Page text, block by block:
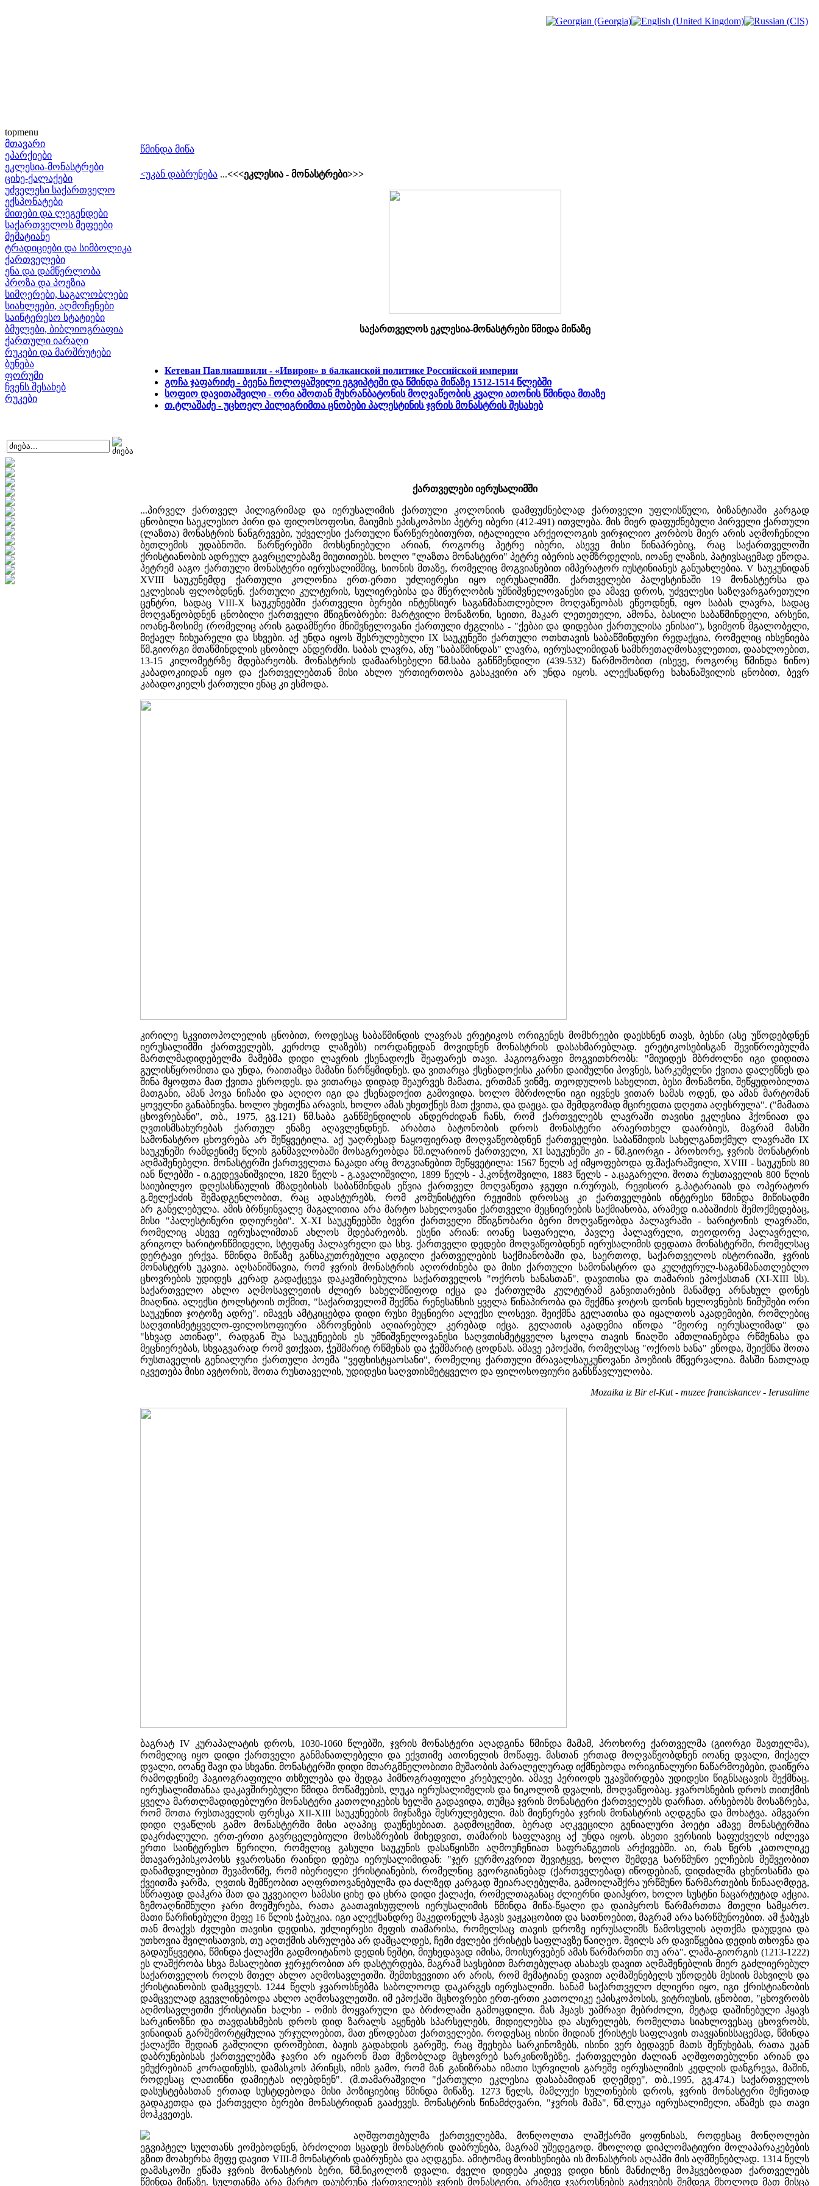
topmenu
მთავარი
ეპარქიები
ეკლესია-მონასტრები
ციხე-ქალაქები
უძველესი საქართველო
ექსპონატები
მითები და ლეგენდები
საქართველოს მეფეები
მემატიანე
ტრადიციები და სიმბოლიკა
ქართველები
ენა და დამწერლობა
პროზა და პოეზია
სიმღერები, საგალობლები
სიახლეები, აღმოჩენები
საინტერესო სტატიები
ბმულები, ბიბლიოგრაფია
ქართული იარაღი
რუკები და მარშრუტები
ბუნება
ფორუმი
ჩვენს შესახებ
რუკები
წმინდა მიწა
<უკან დაბრუნება ...<<<ეკლესია - მონასტრები>>>
საქართველოს ეკლესია-მონასტრები წმიდა მიწაზე
Кетеван Павлиашвили - «Ивирон» в балканской политике Российской империи
გოჩა ჯაფარიძე - ბეენა ჩოლოყაშვილი ეგვიპტეში და წმინდა მიწაზე 1512-1514 წლებში
სოფიო დავითაშვილი - ორი აშოთან მუხრანბატონის მოღვაწეობის კვალი ათონის წმინდა მთაზე
თ.ტლაშაძე - უცხოელ პილიგრიმთა ცნობები პალესტინის ჯვრის მონასტრის შესახებ
ქართველები იერუსალიმში
...პირველ ქართველ პილიგრიმად და იერუსალიმის ქართული კოლონიის დამფუძნებლად ქართველი უფლისწული, ბიზანტიაში კარგად
ცნობილი საეკლესიო პირი და ფილოსოფოსი, მაიუმის ეპისკოპოსი პეტრე იბერი (412-491) ითვლება. მის მიერ დაფუძნებული პირველი ქართული
(ლაზთა) მონასტრის ნანგრევები, უძველესი ქართული წარწერებითურთ, იტალიელი არქეოლოგის ვირჯილიო კორბოს მიერ არის აღმოჩენილი
ბეთლემის უდაბნოში. წარწერებში მოხსენიებული არიან, როგორც პეტრე იბერი, ასევე მისი წინაპრებიც, რაც საქართველოში
ქრისტიანობის ადრეულ გავრცელებაზე მიუთითებს. ხოლო "ლაზთა მონასტერი" პეტრე იბერის აღმზრდელის, იოანე ლაზის, პატივსაცემად ეწოდა.
პეტრემ ააგო ქართული მონასტერი იერუსალიმშიც, სიონის მთაზე, რომელიც მოგვიანებით იმპერატორ იუსტინიანეს განუახლებია. V საუკუნიდან
XVIII საუკუნემდე ქართული კოლონია ერთ-ერთი უძლიერესი იყო იერუსალიმში. ქართველები პალესტინაში 19 მონასტერსა და
ეკლესიას ფლობდნენ. ქართული კულტურის, სულიერებისა და მწერლობის უმნიშვნელოვანესი და ამავე დროს, უძველესი საზღვარგარეთული
ცენტრი, სადაც VIII-X საუკუნეებში ქართველი ბერები ინტენსიურ საგანმანათლებლო მოღვაწეობას ეწეოდნენ, იყო საბას ლავრა, სადაც
მოღვაწეობდნენ ცნობილი ქართველი მწიგნობრები: მარტვილი მონაზონი, სეითი, მაკარ ლეთეთელი, ამონა, ბასილი საბაწმინდელი, არსენი,
იოანე-ზოსიმე (რომელიც არის გადამწერი მნიშვნელოვანი ქართული ძეგლისა - "ქებაი და დიდებაი ქართულისა ენისაი"), სვიმეონ მგალობელი,
მიქაელ ჩიხუარელი და სხვები. აქ უნდა იყოს შესრულებული IX საუკუნეში ქართული ოთხთავის საბაწმინდური რედაქცია, რომელიც იხსენიება
წმ.გიორგი მთაწმინდლის ცნობილ ანდერძში. საბას ლავრა, ანუ "საბაწმინდას" ლავრა, იერუსალიმიდან სამხრეთაღმოსავლეთით, დაახლოებით,
13-15 კილომეტრზე მდებარეობს. მონასტრის დამაარსებელი წმ.საბა განწმენდილი (439-532) წარმოშობით (ისევე, როგორც წმინდა ნინო)
კაბადოკიიდან იყო და ქართველებთან მისი ახლო ურთიერთობა გასაკვირი არ უნდა იყოს. ალექსანდრე ხახანაშვილის ცნობით, ბევრ
კაბადოკიელს ქართული ენაც კი ესმოდა.
კირილე სკვითოპოლელის ცნობით, როდესაც საბაწმინდის ლავრას ერეტიკოს ორიგენეს მომხრეები დაესხნენ თავს, ბესნი (ასე უწოდებდნენ
იერუსალიმში ქართველებს, კერძოდ ლაზებს) იორდანედან მოვიდნენ მონასტრის დასახმარებლად. ერეტიკოსებისგან შევიწროებულმა
მართლმადიდებელმა მამებმა დიდი ლავრის ქსენადოქს შეაფარეს თავი. ჰაგიოგრაფი მოგვითხრობს: "მიუიდეს მბრძოლნი იგი დიდითა
გულისწყრომითა და უნდა, რაითამცა მამანი წარწყმიდნეს. და ვითარცა ქსენადოქისა კარნი დაიშულნი პოვნეს, სარკუმელნი ქვითა დალეწნეს და
შინა მყოფთა მათ ქვითა ესროდეს. და ვითარცა დიდად შეაურვეს მამათა, ერთმან ვინმე, თეოდულოს სახელით, ბესი მონაზონი, შეწყუდობილთა
მათგანი, ამან პოვა ნიჩაბი და აღიღო იგი და ქსენადოქით გამოვიდა. ხოლო მბრძოლნი იგი იყვნეს ვითარ სამას ოდენ, და ამან მარტომან
ყოველნი განაბნივნა. ხოლო უხეთქნა არავის, ხოლო ამას უხეთქნეს მათ ქვითა, და დაეცა. და შემდგომად მცირედთა დღეთა აღესრულა". ("მამათა
ცხოვრებანი", თბ., 1975, გვ.121) წმ.საბა განწმენდილის ანდერძიდან ჩანს, რომ ქართველებს ლავრაში თავისი ეკლესია ჰქონიათ და
ღვთისმსახურებას ქართულ ენაზე აღავლენდნენ. არაბთა ბატონობის დროს მონასტერი არაერთხელ დაარბიეს, მაგრამ მასში
სამონასტრო ცხოვრება არ შეწყვეტილა. აქ უაღრესად ნაყოფიერად მოღვაწეობდნენ ქართველები. საბაწმიდის სახელგანთქმულ ლავრაში IX
საუკუნეში რამდენიმე წლის განმავლობაში მოსაგრეობდა წმ.ილარიონ ქართველი, XI საუკუნეში კი - წმ.გიორგი - პროხორე, ჯვრის მონასტრის
აღმაშენებელი. მონასტერში ქართველთა ნაკადი არც მოგვიანებით შეწყვეტილა: 1567 წელს აქ იმყოფებოდა ფ.შაქარაშვილი, XVIII - საუკუნის 80
იან წლებში - ი.გედევანიშვილი, 1820 წელს - გ.ავალიშვილი, 1899 წელს - პ.კონჭოშვილი, 1883 წელს - ა.ცაგარელი. შოთა რუსთაველის 800 წლის
საიუბილეო დღესასწაულის მზადებისას საბაწმინდას ეწვია ქართველ მოღვაწეთა ჯგუფი ი.რურუას, რეჟისორ გ.პატარაიას და ოპერატორ
გ.მელქაძის შემადგენლობით, რაც ადასტურებს, რომ კომუნისტური რეჟიმის დროსაც კი ქართველების ინტერესი წმინდა მიწისადმი
არ განელებულა. ამის ბრწყინვალე მაგალითია არა მარტო სახელოვანი ქართველი მეცნიერების საქმიანობა, არამედ ი.აბაშიძის შემოქმედებაც,
მისი "პალესტინური დღიურები". X-XI საუკუნეებში ბევრი ქართველი მწიგნობარი ბერი მოღვაწეობდა პალავრაში - ხარიტონის ლავრაში,
რომელიც ასევე იერუსალიმთან ახლოს მდებარეობს. ესენი არიან: იოანე საფარელი, პავლე პალავრელი, თეოდორე პალავრელი,
გრიგოლ ხარიტონწმიდელი, სტეფანე პალავრელი და სხვ. ქართველი დედები მოღვაწეობდნენ იერუსალიმის დედათა მონასტერში, რომელსაც
დერტავი ერქვა. წმინდა მიწაზე განსაკუთრებული ადგილი ქართველების საქმიანობაში და, საერთოდ, საქართველოს ისტორიაში, ჯვრის
მონასტერს უკავია. აღსანიშნავია, რომ ჯვრის მონასტრის აღორძინება და მისი ქართული სამონასტრო და კულტურულ-საგანმანათლებლო
ცხოვრების უდიდეს კერად გადაქცევა დაკავშირებულია საქართველოს "ოქროს ხანასთან", დავითისა და თამარის ეპოქასთან (XI-XIII სს).
საქართველო ახლო აღმოსავლეთის ძლიერ სახელმწიფოდ იქცა და ქართულმა კულტურამ განვითარების მანამდე არნახულ დონეს
მიაღწია. ალექსი ტოლსტოის თქმით, "საქართველომ შექმნა რენესანსის ყველა წინაპირობა და შექმნა ჯოტოს დონის ხელოვნების ნიმუშები ორი
საუკუნით ჯოტოზე ადრე". იმავეს ამტკიცებდა დიდი რუსი მეცნიერი ალექსი ლოსევი. შეიქმნა გელათისა და იყალთოს აკადემიები, რომლებიც
საღვთისმეტყველო-ფილოსოფიური აზროვნების აღიარებულ კერებად იქცა. გელათის აკადემია იწოდა "მეორე იერუსალიმად" და
"სხვად ათინად", რადგან შუა საუკუნეების ეს უმნიშვნელოვანესი საღვთისმეტყველო სკოლა თავის წიაღში ამთლიანებდა რწმენასა და
მეცნიერებას, სხვაგვარად რომ ვთქვათ, ჭეშმარიტ რწმენას და ჭეშმარიტ ცოდნას. ამავე ეპოქაში, რომელსაც "ოქროს ხანა" ეწოდა, შეიქმნა შოთა
რუსთაველის გენიალური ქართული პოემა "ვეფხისტყაოსანი", რომელიც ქართული მრავალსაუკუნოვანი პოეზიის მწვერვალია. მასში ნათლად
იკვეთება მისი ავტორის, შოთა რუსთაველის, უდიდესი საღვთისმეტყველო და ფილოსოფიური განსწავლულობა.
Mozaika iz Bir el-Kut - muzee franciskancev - Ierusalime
ბაგრატ IV კურაპალატის დროს, 1030-1060 წლებში, ჯვრის მონასტერი აღადგინა წმინდა მამამ, პროხორე ქართველმა (გიორგი შავთელმა),
რომელიც იყო დიდი ქართველი განმანათლებელი და ექვთიმე ათონელის მოწაფე. მასთან ერთად მოღვაწეობდნენ იოანე დვალი, მიქაელ
დვალი, იოანე შავი და სხვანი. მონასტერში დიდი მთარგმნელობითი მუშაობის პარალელურად იქმნებოდა ორიგინალური ნაწარმოებები, დაიწერა
რამოდენიმე ჰაგიოგრაფიული თხზულება და შედგა ჰიმნოგრაფიული კრებულები. ამავე პერიოდს უკავშირდება უდიდესი წიგნსაცავის შექმნაც.
იერუსალიმთანაა დაკავშირებული წმიდა მოწამეების, ლუკა იერუსალიმელის და ნიკოლოზ დვალის, მოღვაწეობაც. ჯვაროსნების დროს თითქმის
ყველა მართლმადიდებლური მონასტერი კათოლიკების ხელში გადავიდა, თუმცა ჯვრის მონასტერი ქართველებს დარჩათ. არსებობს მოსაზრება,
რომ შოთა რუსთაველის ფრესკა XII-XIII საუკუნეების მიჯნაზეა შესრულებული. მას მიეწერება ჯვრის მონასტრის აღდგენა და მოხატვა. ამგვარი
დიდი ღვაწლის გამო მონასტერში მისი აღაპიც დაუწესებიათ. გადმოცემით, ბერად აღკვეცილი გენიალური პოეტი ამავე მონასტერშია
დაკრძალული. ერთ-ერთი გავრცელებიული მოსაზრების მიხედვით, თამარის საფლავიც აქ უნდა იყოს. ასეთი ვერსიის საფუძველს იძლევა
ერთი საინტერესო წერილი, რომელიც გასული საუკუნის დასაწყისში აღმოუჩენიათ საფრანგეთის არქივებში. აი, რას წერს კათოლიკე
მთავარეპისკოპოსს ჯვაროსანი რაინდი დებუა იერუსალიმიდან: "ჯერ ყურმოკვრით შევიტყვე, ხოლო შემდეგ სარწმუნო ელჩების მეშვეობით
დანამდვილებით შევამოწმე, რომ იბერიელი ქრისტიანების, რომელნიც გეორგიანებად (ქართველებად) იწოდებიან, დიდძალმა ცხენოსანმა და
ქვეითმა ჯარმა, ღვთის შემწეობით აღფრთოვანებულმა და ძალზედ კარგად შეიარაღებულმა, გამოილაშქრა ურწმუნო წარმართების წინააღმდეგ,
სწრაფად დაჰკრა მათ და უკვეაიღო სამასი ციხე და ცხრა დიდი ქალაქი, რომელთაგანაც ძლიერნი დაიპყრო, ხოლო სუსტნი ნაცარტუტად აქცია.
ზემოაღნიშნული ჯარი მოეშურება, რათა გაათავისუფლოს იერუსალიმის წმინდა მიწა-წყალი და დაიპყროს წარმართთა მთელი სამყარო.
მათი წარჩინებული მეფე 16 წლის ჭაბუკია. იგი ალექსანდრე მაკედონელს ჰგავს ვაჟკაცობით და სათნოებით, მაგრამ არა სარწმუნოებით. ამ ჭაბუკს
თან მოაქვს ძვლები თავისი დედისა, უძლიერესი მეფის თამარისა, რომელსაც თავის დროზე იერუსალიმს წამოსვლის აღთქმა დაუდვია და
უთხოვია შვილისათვის, თუ აღთქმის ასრულება არ დამცალდეს, ჩემი ძვლები ქრისტეს საფლავზე წაიღეო. შვილს არ დავიწყებია დედის თხოვნა და
გადაუწყვეტია, წმინდა ქალაქში გადმოიტანოს დედის ნეშტი, მიუხედავად იმისა, მოისურვებენ ამას წარმართნი თუ არა". ლაშა-გიორგის (1213-1222)
ეს ლაშქრობა სხვა მასალებით ჯერჯერობით არ დასტურდება, მაგრამ სავსებით მართებულად ასახავს დავით აღმაშენებლის მიერ გაძლიერებულ
საქართველოს როლს მთელ ახლო აღმოსავლეთში. შემთხვევითი არ არის, რომ მემატიანე დავით აღმაშენებელს უწოდებს მესიის მახვილს და
ქრისტიანობის დამცველს. 1244 წელს ჯვაროსნებმა საბოლოოდ დაკარგეს იერუსალიმი. სანამ საქართველო ძლიერი იყო, იგი ქრისტიანობის
დამცველად გვევლინებოდა ახლო აღმოსავლეთში. იმ ეპოქაში მცხოვრები ერთ-ერთი კათოლიკე ეპისკოპოსის, ვიტრიუსის, ცნობით, "ცხოვრობს
აღმოსავლეთში ქრისტიანი ხალხი - ომის მოყვარული და ბრძოლაში გამოცდილი. მას ჰყავს უამრავი მებრძოლი, მეტად დაშინებული ჰყავს
სარკინოზნი და თავდასხმების დროს დიდ ზარალს აყენებს სპარსელებს, მიდიელებსა და ასურელებს, რომელთა სიახლოვესაც ცხოვრობს,
ვინაიდან გარშემორტყმულია ურჯულოებით, მათ ეწოდებათ ქართველები. როდესაც ისინი მიდიან ქრისტეს საფლავის თავყანისსაცემად, წმინდა
ქალაქში შედიან გაშლილი დროშებით, ბაჟის გადახდის გარეშე, რაც შეეხება სარკინოზებს, ისინი ვერ ბედავენ მათს შეწუხებას, რათა უკან
დაბრუნებისას ქართველებმა ჯავრი არ იყარონ მათ მეზობლად მცხოვრებ სარკინოზებზე. ქართველები ძალიან აღშფოთებულნი არიან და
ემუქრებიან კორადინუსს, დამასკოს პრინცს, იმის გამო, რომ მან განიზრახა იმათი სურვილის გარეშე იერუსალიმის კედლის დანგრევა, მაშინ,
როდესაც ლათინნი დამიეტას იღებდნენ". (მ.თამარაშვილი "ქართული ეკლესია დასაბამიდან დღემდე", თბ.,1995, გვ.474.) საქართველოს
დასუსტებასთან ერთად სუსტდებოდა მისი პოზიციებიც წმინდა მიწაზე. 1273 წელს, მამლუქი სულთნების დროს, ჯვრის მონასტერი მეჩეთად
გადაკეთდა და ქართველი ბერები მონასტრიდან გააძევეს. მონასტრის წინამძღვარი, "ჯვრის მამა", წმ.ლუკა იერუსალიმელი, აწამეს და თავი
მოჰკვეთეს.
აღშფოთებულმა ქართველებმა, მონღოლთა ლაშქარში ყოფნისას, როდესაც მონღოლები
ეგვიპტელ სულთანს ეომებოდნენ, ბრძოლით სცადეს მონასტრის დაბრუნება, მაგრამ უშედეგოდ. მხოლოდ დიპლომატიური მოლაპარაკებების
გზით მოახერხა მეფე დავით VIII-მ მონასტრის დაბრუნება და აღდგენა. ამიტომაც მოიხსენიება ის მონასტრის აღაპში მის აღმშენებლად. 1314 წელს
დამასკოში ეწამა ჯვრის მონასტრის ბერი, წმ.ნიკოლოზ დვალი. ძველი დიდება კიდევ დიდი ხნის მანძილზე მოჰყვებოდათ ქართველებს
წმინდა მიწაზე. სულთანმა არა მარტო დაუბრუნა ქართველებს ჯვრის მონასტერი, არამედ ჯვაროსნების გაძევების შემდეგ მხოლოდ მათ მისცა